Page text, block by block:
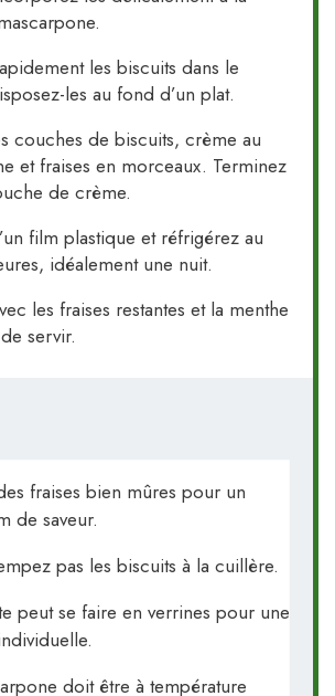
les biscuits dans le
les au fond d’un plat.
couches de biscuits, crème au
et fraises en morceaux. Terminez
de crème.
film plastique et réfrigérez au
idéalement une nuit.
les fraises restantes et la menthe
servir.
fraises bien mûres pour un
de saveur.
pas les biscuits à la cuillère.
peut se faire en verrines pour une
doit être à température